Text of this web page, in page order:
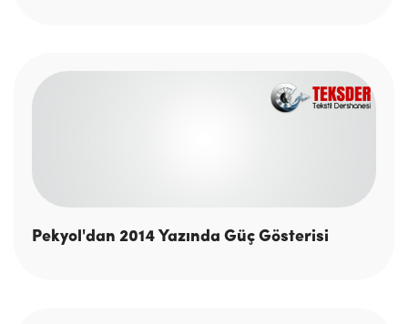
Pekyol'dan 2014 Yazında Güç Gösterisi